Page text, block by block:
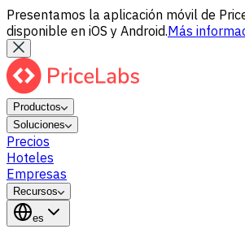
Presentamos la aplicación móvil de
disponible en iOS y Android.Más
Productos
Soluciones
Precios
Hoteles
Empresas
Recursos
es